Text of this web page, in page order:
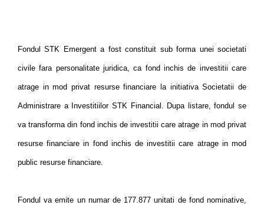
Fondul STK Emergent a fost constituit sub forma unei societati
civile fara personalitate juridica, ca fond inchis de investitii care
atrage in mod privat resurse financiare la initiativa Societatii de
Administrare a Investitiilor STK Financial. Dupa listare, fondul se
va transforma din fond inchis de investitii care atrage in mod privat
resurse financiare in fond inchis de investitii care atrage in mod
public resurse financiare.
Fondul va emite un numar de 177.877 unitati de fond nominative,